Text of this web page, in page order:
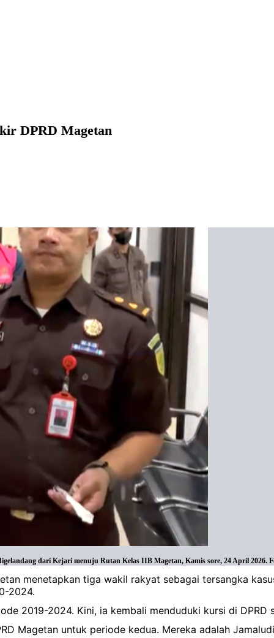
DPRD Magetan
dari Kejari menuju Rutan Kelas IIB Magetan, Kamis sore, 24 April 2026.
menetapkan tiga wakil rakyat sebagai tersangka
2024.
2019-2024. Kini, ia kembali menduduki kursi di
Magetan untuk periode kedua. Mereka adalah